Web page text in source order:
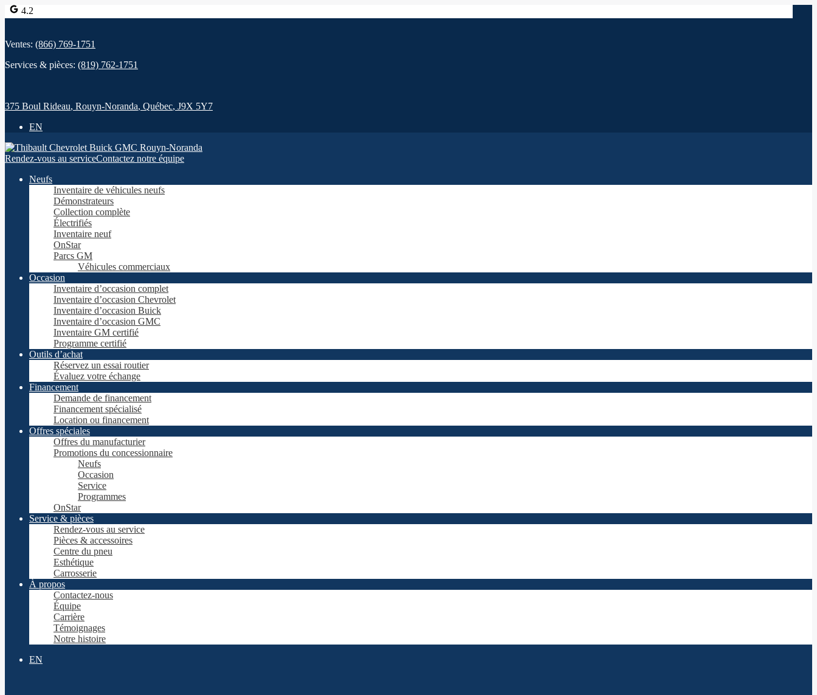
4.2
Ventes: (866) 769-1751
Services & pièces: (819) 762-1751
375 Boul Rideau, Rouyn-Noranda, Québec, J9X 5Y7
EN
Rendez-vous au serviceContactez notre équipe
Neufs
Inventaire de véhicules neufs
Démonstrateurs
Collection complète
Électrifiés
Inventaire neuf
OnStar
Parcs GM
Véhicules commerciaux
Occasion
Inventaire d’occasion complet
Inventaire d’occasion Chevrolet
Inventaire d’occasion Buick
Inventaire d’occasion GMC
Inventaire GM certifié
Programme certifié
Outils d’achat
Réservez un essai routier
Évaluez votre échange
Financement
Demande de financement
Financement spécialisé
Location ou financement
Offres spéciales
Offres du manufacturier
Promotions du concessionnaire
Neufs
Occasion
Service
Programmes
OnStar
Service & pièces
Rendez-vous au service
Pièces & accessoires
Centre du pneu
Esthétique
Carrosserie
À propos
Contactez-nous
Équipe
Carrière
Témoignages
Notre histoire
EN